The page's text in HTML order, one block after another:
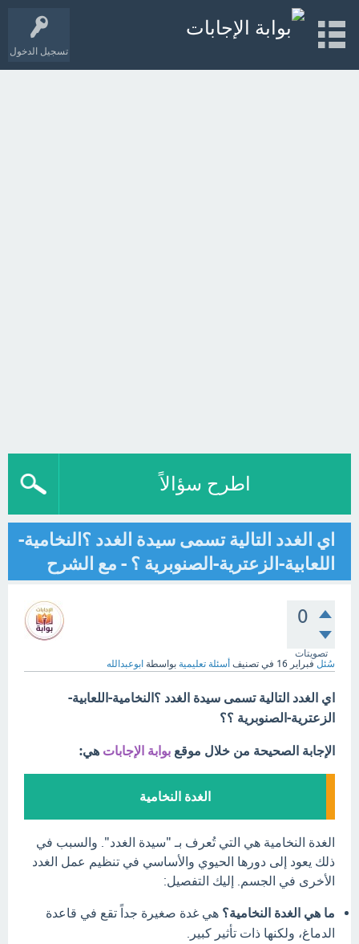
تسجيل الدخول
اطرح سؤالاً
اي الغدد التالية تسمى سيدة الغدد ؟النخامية-
اللعابية-الزعترية-الصنوبرية ؟ - مع الشرح
0
تصويتات
سُئل فبراير 16 في تصنيف أسئلة تعليمية بواسطة ابوعبدالله
اي الغدد التالية تسمى سيدة الغدد ؟النخامية-اللعابية-
الزعترية-الصنوبرية ؟؟
الإجابة الصحيحة من خلال موقع بوابة الإجابات هي:
الغدة النخامية
الغدة النخامية هي التي تُعرف بـ "سيدة الغدد". والسبب في
ذلك يعود إلى دورها الحيوي والأساسي في تنظيم عمل الغدد
الأخرى في الجسم. إليك التفصيل:
ما هي الغدة النخامية؟ هي غدة صغيرة جداً تقع في قاعدة
الدماغ، ولكنها ذات تأثير كبير.